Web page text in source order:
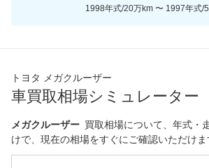
1998年式/20万km 〜 1997年式/
トヨタ メガクルーザー
車買取相場シミュレーター
メガクルーザー 買取相場について、年式・
けで、現在の相場をすぐにご確認いただけま